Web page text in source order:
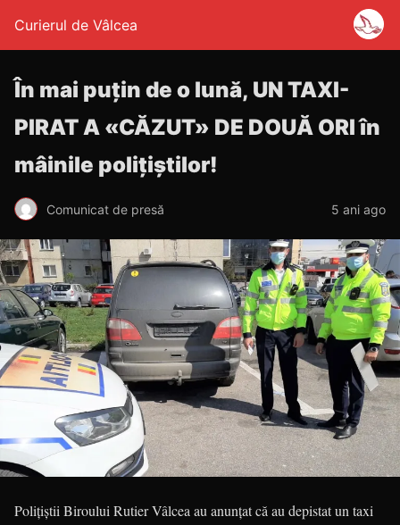
Curierul de Vâlcea
În mai puțin de o lună, UN TAXI-
PIRAT A «CĂZUT» DE DOUĂ ORI în
mâinile polițiștilor!
Comunicat de presă 5 ani ago
Polițiștii Biroului Rutier Vâlcea au anunțat că au depistat un taxi